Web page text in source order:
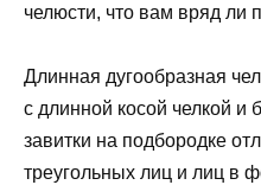
челюсти, что вам вряд ли
Длинная дугообразная
с длинной косой челкой
завитки на подбородке
треугольных лиц и лиц в